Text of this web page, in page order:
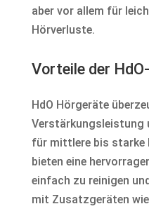
aber vor allem für
Hörverluste.
Vorteile der
HdO Hörgeräte
Verstärkungsleistung
für mittlere bis starke
bieten eine
einfach zu reinigen
mit Zusatzgeräten